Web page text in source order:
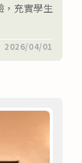
，充實學生
2026/04/01